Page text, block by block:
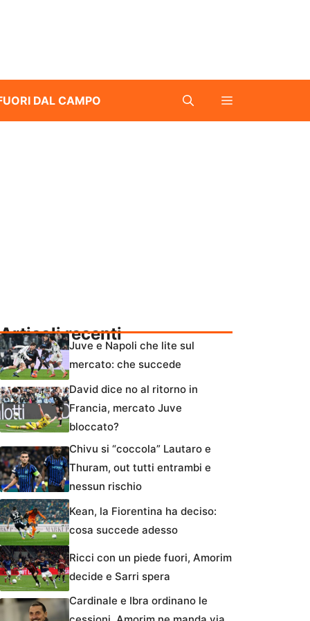
DAL CAMPO
Articoli recenti
Juve e Napoli che lite sul
mercato: che succede
David dice no al ritorno in
Francia, mercato Juve
bloccato?
Chivu si “coccola” Lautaro e
Thuram, out tutti entrambi e
nessun rischio
Kean, la Fiorentina ha deciso:
cosa succede adesso
Ricci con un piede fuori, Amorim
decide e Sarri spera
Cardinale e Ibra ordinano le